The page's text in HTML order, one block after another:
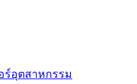
ร์อุตสาหกรรม